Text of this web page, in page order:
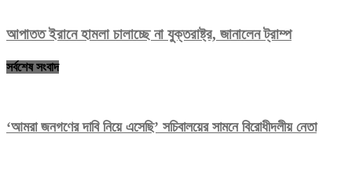
আপাতত ইরানে হামলা চালাচ্ছে না যুক্তরাষ্ট্র, জানালেন ট্রাম্প
সর্বশেষ সংবাদ
‘আমরা জনগণের দাবি নিয়ে এসেছি’ সচিবালয়ের সামনে বিরোধীদলীয় নেতা